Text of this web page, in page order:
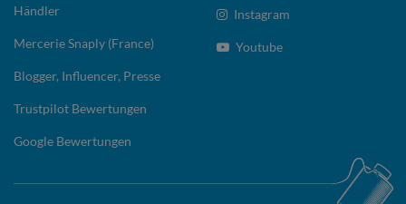
Händler
Mercerie Snaply (France)
Blogger, Influencer, Presse
Trustpilot Bewertungen
Google Bewertungen
Instagram
Youtube